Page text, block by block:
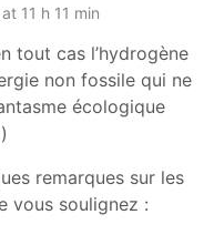
11 h 11 min
tout cas l’hydrogène
non fossile qui ne
écologique
remarques sur les
vous soulignez :